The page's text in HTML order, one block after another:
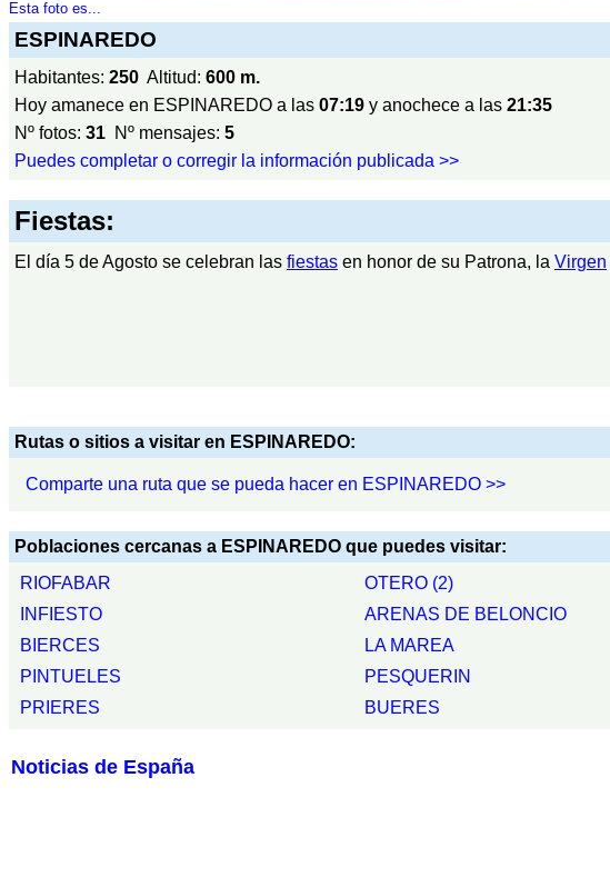
Esta foto es...
ESPINAREDO
Habitantes: 250 Altitud: 600 m.
Hoy amanece en ESPINAREDO a las 07:19 y anochece a las 21:35
Nº fotos: 31 Nº mensajes: 5
Puedes completar o corregir la información publicada >>
Fiestas:
El día 5 de Agosto se celebran las fiestas en honor de su Patrona, la Virgen
Rutas o sitios a visitar en ESPINAREDO:
Comparte una ruta que se pueda hacer en ESPINAREDO >>
Poblaciones cercanas a ESPINAREDO que puedes visitar:
RIOFABAR
OTERO (2)
INFIESTO
ARENAS DE BELONCIO
BIERCES
LA MAREA
PINTUELES
PESQUERIN
PRIERES
BUERES
Noticias de España